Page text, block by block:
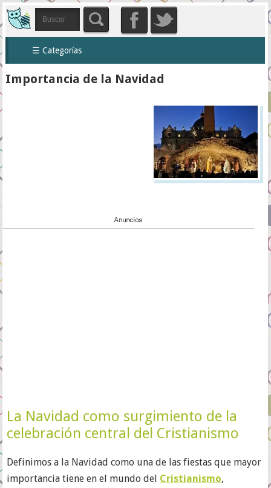
☰ Categorías
Importancia de la Navidad
La Navidad como surgimiento de la
celebración central del Cristianismo
Definimos a la Navidad como una de las fiestas que mayor
importancia tiene en el mundo del Cristianismo,